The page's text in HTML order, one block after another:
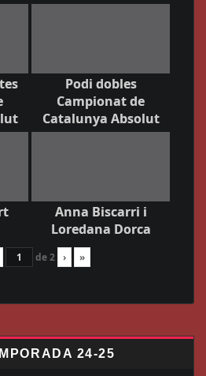
Podi dobles
Campionat de
Catalunya Absolut
Anna Biscarri i
Loredana Dorca
de2 › »
24-25